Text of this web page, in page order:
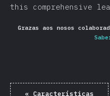
this comprehensive
Grazas aos nosos
« Características